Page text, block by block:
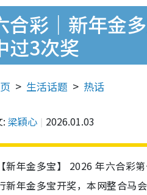
合彩｜新年金
过3次奖
生活话题 热话
: 梁穎心 2026.01.03
【新年金多宝】 2026 年六合彩
新年金多宝开奖，本网整合马